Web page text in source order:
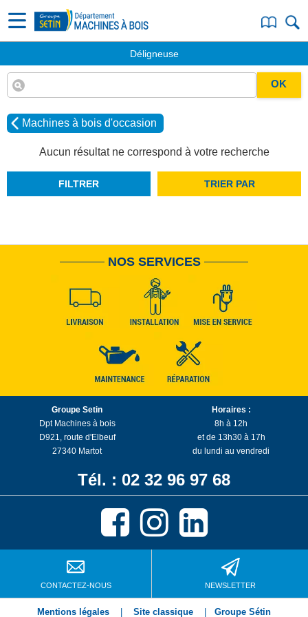
Déligneuse
OK
Machines à bois d'occasion
Aucun résultat ne correspond à votre recherche
FILTRER TRIER PAR
NOS SERVICES
Groupe Setin
Dpt Machines à bois
D921, route d'Elbeuf
27340 Martot
Horaires :
8h à 12h
et de 13h30 à 17h
du lundi au vendredi
Tél. : 02 32 96 97 68
CONTACTEZ-NOUS NEWSLETTER
Mentions légales Site classique Groupe Sétin